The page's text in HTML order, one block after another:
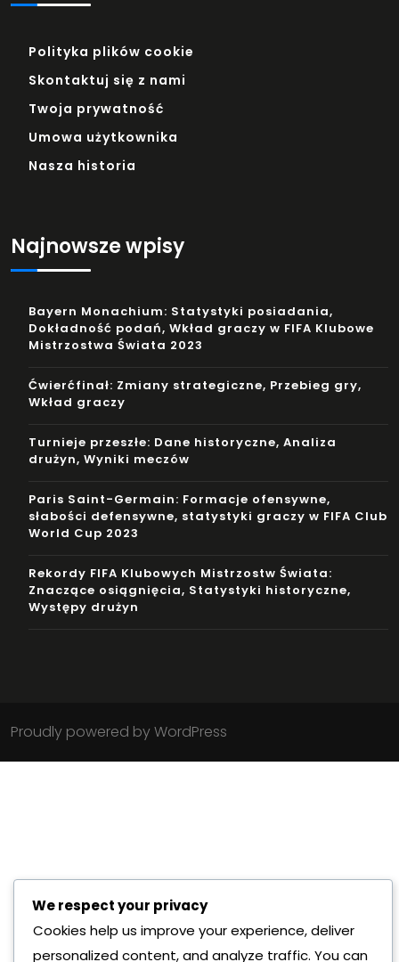
Polityka plików cookie
Skontaktuj się z nami
Twoja prywatność
Umowa użytkownika
Nasza historia
Najnowsze wpisy
Bayern Monachium: Statystyki posiadania,
Dokładność podań, Wkład graczy w FIFA Klubowe
Mistrzostwa Świata 2023
Ćwierćfinał: Zmiany strategiczne, Przebieg gry,
Wkład graczy
Turnieje przeszłe: Dane historyczne, Analiza
drużyn, Wyniki meczów
Paris Saint-Germain: Formacje ofensywne,
słabości defensywne, statystyki graczy w FIFA Club
World Cup 2023
Rekordy FIFA Klubowych Mistrzostw Świata:
Znaczące osiągnięcia, Statystyki historyczne,
Występy drużyn
Proudly powered by WordPress
We respect your privacy
Cookies help us improve your experience, deliver
personalized content, and analyze traffic. You can